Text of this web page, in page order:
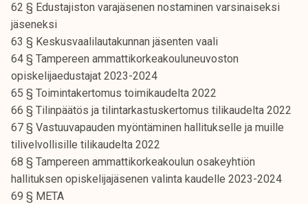
62 § Edustajiston varajäsenen nostaminen varsinaiseksi
jäseneksi
63 § Keskusvaalilautakunnan jäsenten vaali
64 § Tampereen ammattikorkeakouluneuvoston
opiskelijaedustajat 2023-2024
65 § Toimintakertomus toimikaudelta 2022
66 § Tilinpäätös ja tilintarkastuskertomus tilikaudelta 2022
67 § Vastuuvapauden myöntäminen hallitukselle ja muille
tilivelvollisille tilikaudelta 2022
68 § Tampereen ammattikorkeakoulun osakeyhtiön
hallituksen opiskelijajäsenen valinta kaudelle 2023-2024
69 § META